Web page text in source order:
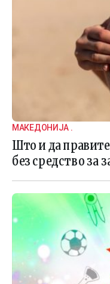
МАКЕДОНИЈА .
Што и да правите
без средство за